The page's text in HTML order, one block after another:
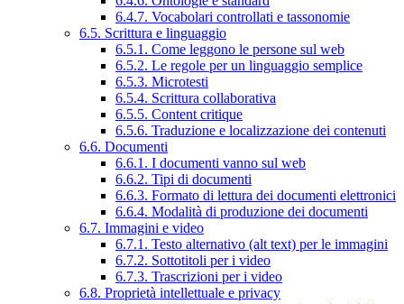
6.4.7. Vocabolari controllati e tassonomie
6.5. Scrittura e linguaggio
6.5.1. Come leggono le persone sul web
6.5.2. Le regole per un linguaggio semplice
6.5.3. Microtesti
6.5.4. Scrittura collaborativa
6.5.5. Content critique
6.5.6. Traduzione e localizzazione dei contenuti
6.6. Documenti
6.6.1. I documenti vanno sul web
6.6.2. Tipi di documenti
6.6.3. Formato di lettura dei documenti elettronici
6.6.4. Modalità di produzione dei documenti
6.7. Immagini e video
6.7.1. Testo alternativo (alt text) per le immagini
6.7.2. Sottotitoli per i video
6.7.3. Trascrizioni per i video
6.8. Proprietà intellettuale e privacy